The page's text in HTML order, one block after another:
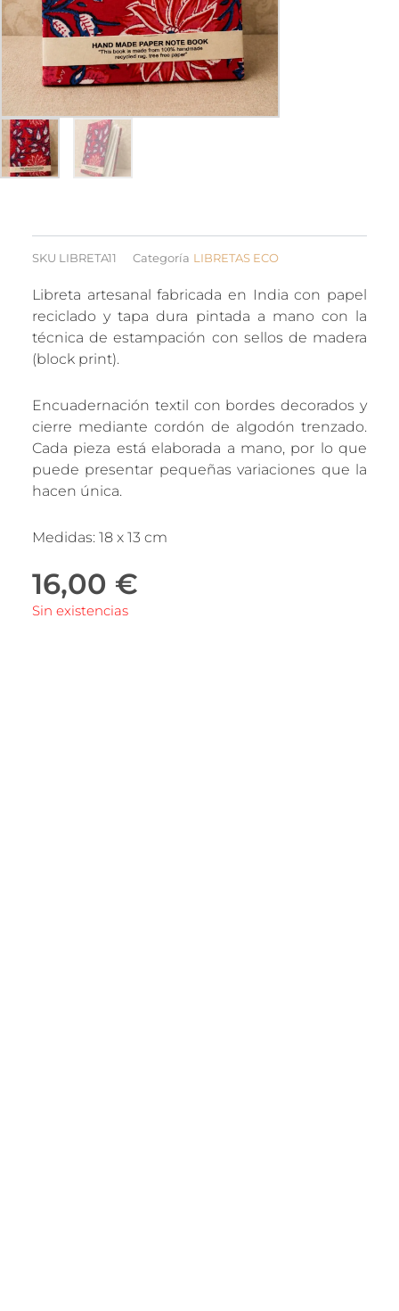
SKU LIBRETA11 Categoría LIBRETAS ECO
Libreta artesanal fabricada en India con papel
reciclado y tapa dura pintada a mano con la
técnica de estampación con sellos de madera
(block print).
Encuadernación textil con bordes decorados y
cierre mediante cordón de algodón trenzado.
Cada pieza está elaborada a mano, por lo que
puede presentar pequeñas variaciones que la
hacen única.
Medidas: 18 x 13 cm
16,00 €
Sin existencias